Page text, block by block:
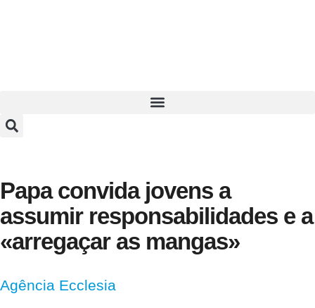
Papa convida jovens a
assumir responsabilidades e a
«arregaçar as mangas»
Agência Ecclesia